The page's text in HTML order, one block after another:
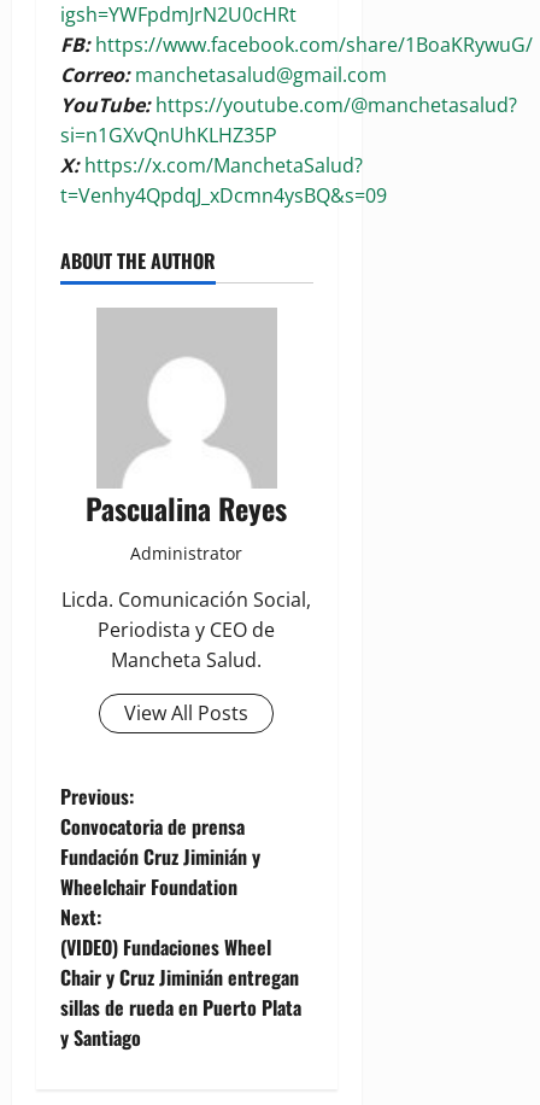
igsh=YWFpdmJrN2U0cHRt
FB:https://www.facebook.com/share/1BoaKRywuG/
Correo:manchetasalud@gmail.com
YouTube: https://youtube.com/@manchetasalud?
si=n1GXvQnUhKLHZ35P
X:https://x.com/ManchetaSalud?
t=Venhy4QpdqJ_xDcmn4ysBQ&s=09
ABOUT THE AUTHOR
Pascualina Reyes
Administrator
Licda. Comunicación Social,
Periodista y CEO de
Mancheta Salud.
View All Posts
P
o
s
t
n
a
Previous:
Convocatoria de prensa
Fundación Cruz Jiminián y
Wheelchair Foundation
Next:
(VIDEO) Fundaciones Wheel
Chair y Cruz Jiminián entregan
sillas de rueda en Puerto Plata
y Santiago